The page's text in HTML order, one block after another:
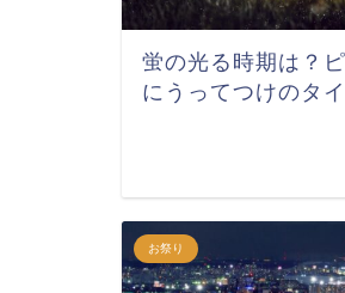
蛍の光る時期は？
にうってつけのタ
お祭り